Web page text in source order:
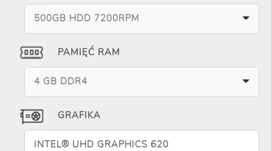
500GB HDD 7200RPM
PAMIĘĆ RAM
4 GB DDR4
GRAFIKA
INTEL® UHD GRAPHICS 620